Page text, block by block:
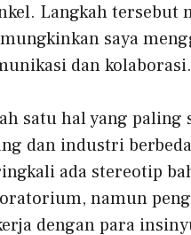
Langkah tersebut
saya
dan kolaborasi.
satu hal yang paling
dan industri
ada stereotip
namun
dengan para